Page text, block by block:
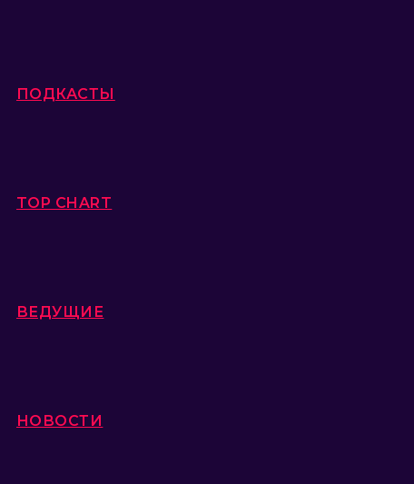
ПОДКАСТЫ
TOP CHART
ВЕДУЩИЕ
НОВОСТИ